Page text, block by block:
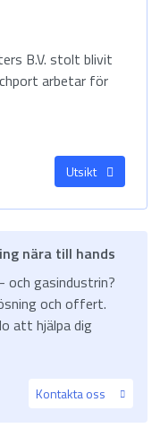
B.V. stolt blivit
arbetar för
Utsikt
nära till hands
och gasindustrin?
och offert.
att hjälpa dig
Kontakta oss